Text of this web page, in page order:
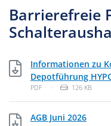
Barrierefreie
Informationen zu
Depotführung
Dateityp: PDF-Dokument
PDF · Dateigröße:
126 KB
AGB Juni 2026PDF,